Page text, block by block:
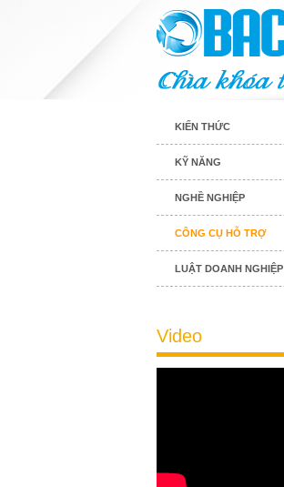
KIẾN THỨC
KỸ NĂNG
NGHỀ NGHIỆP
CÔNG CỤ HỖ TRỢ
LUẬT DOANH NGHIỆP
Video